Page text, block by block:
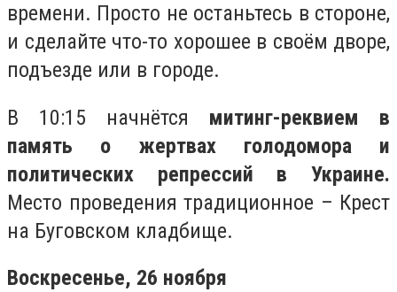
времени. Просто не останьтесь в стороне,
и сделайте что-то хорошее в своём дворе,
подъезде или в городе.
В 10:15 начнётся митинг-реквием в
память о жертвах голодомора и
политических репрессий в Украине.
Место проведения традиционное – Крест
на Буговском кладбище.
Воскресенье, 26 ноября